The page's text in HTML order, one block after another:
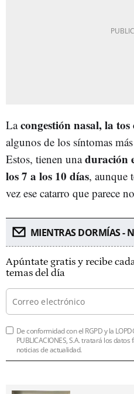
Lacongestión nasal, la tos
algunos de los síntomas
Estos, tienen unaduración
los 7 a los 10 días, aunque
vez ese catarro que parece
MIENTRAS DORMÍAS -
Apúntate gratis y recibe
temas del día
De conformidad con el RGPD y la
PUBLICACIONES, S.A. tratará los
noticias de actualidad.